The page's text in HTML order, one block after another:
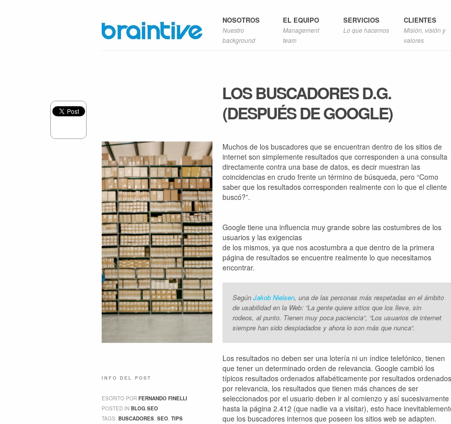
NOSOTROS
Nuestro
background
EL EQUIPO
Management
team
SERVICIOS
Lo que hacemos
CLIENTES
Misión, visión y
valores
LOS BUSCADORES D.G.
(DESPUÉS DE GOOGLE)
Muchos de los buscadores que se encuentran dentro de los sitios de
internet son simplemente resultados que corresponden a una consulta
directamente contra una base de datos, es decir muestran las
coincidencias en crudo frente un término de búsqueda, pero “Como
saber que los resultados corresponden realmente con lo que el cliente
buscó?”.
Google tiene una influencia muy grande sobre las costumbres de los
usuarios y las exigencias
de los mismos, ya que nos acostumbra a que dentro de la primera
página de resultados se encuentre realmente lo que necesitamos
encontrar.
Según Jakob Nielsen, una de las personas más respetadas en el ámbito
de usabilidad en la Web: “La gente quiere sitios que los lleve, sin
rodeos, al punto. Tienen muy poca paciencia“, “Los usuarios de internet
siempre han sido despiadados y ahora lo son más que nunca“.
Los resultados no deben ser una lotería ni un índice telefónico, tienen
que tener un determinado orden de relevancia. Google cambió los
típicos resultados ordenados alfabéticamente por resultados ordenados
por relevancia, los resultados que tienen más chances de ser
seleccionados por el usuario deben ir al comienzo y así sucesivamente
hasta la página 2.412 (que nadie va a visitar), esto hace
que los buscadores internos que poseen los sitios web se adapten.
INFO DEL POST
ESCRITO POR FERNANDO FINELLI
POSTED IN BLOG,SEO
TAGS: BUSCADORES, SEO, TIPS